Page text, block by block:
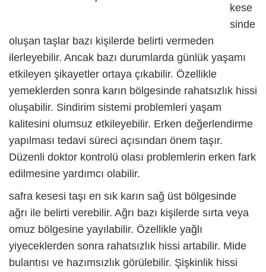
kese
sinde
oluşan taşlar bazı kişilerde belirti vermeden
ilerleyebilir. Ancak bazı durumlarda günlük yaşamı
etkileyen şikayetler ortaya çıkabilir. Özellikle
yemeklerden sonra karın bölgesinde rahatsızlık hissi
oluşabilir. Sindirim sistemi problemleri yaşam
kalitesini olumsuz etkileyebilir. Erken değerlendirme
yapılması tedavi süreci açısından önem taşır.
Düzenli doktor kontrolü olası problemlerin erken fark
edilmesine yardımcı olabilir.
safra kesesi taşı en sık karın sağ üst bölgesinde
ağrı ile belirti verebilir. Ağrı bazı kişilerde sırta veya
omuz bölgesine yayılabilir. Özellikle yağlı
yiyeceklerden sonra rahatsızlık hissi artabilir. Mide
bulantısı ve hazımsızlık görülebilir. Şişkinlik hissi